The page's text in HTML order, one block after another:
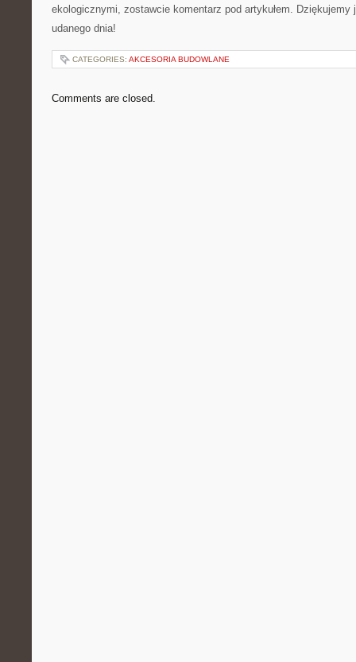
ekologicznymi, zostawcie komentarz pod artykułem.
udanego dnia!
CATEGORIES: AKCESORIA BUDOWLANE
Comments are closed.